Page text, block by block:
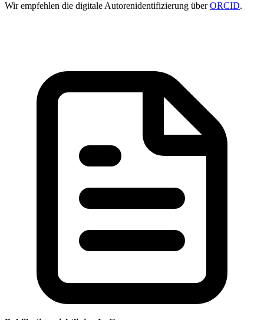
Wir empfehlen die digitale Autorenidentifizierung überORCID.